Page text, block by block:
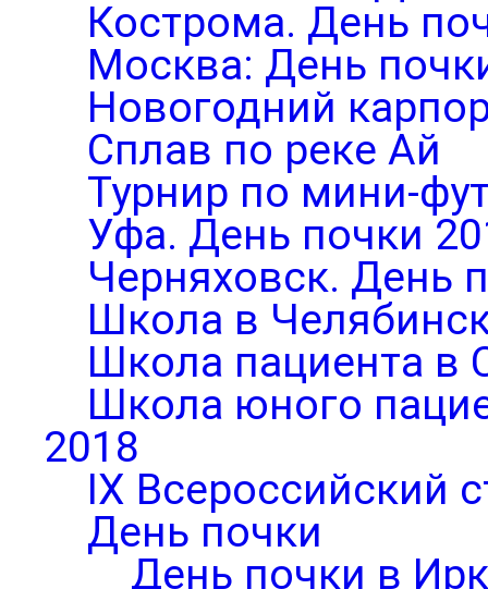
Кострома. День
Москва: День
Новогодний
Сплав по реке Ай
Турнир по мини-
Уфа. День почки
Черняховск. День
Школа в
Школа пациента в
Школа юного
2018
IX Всероссийский
День почки
День почки в